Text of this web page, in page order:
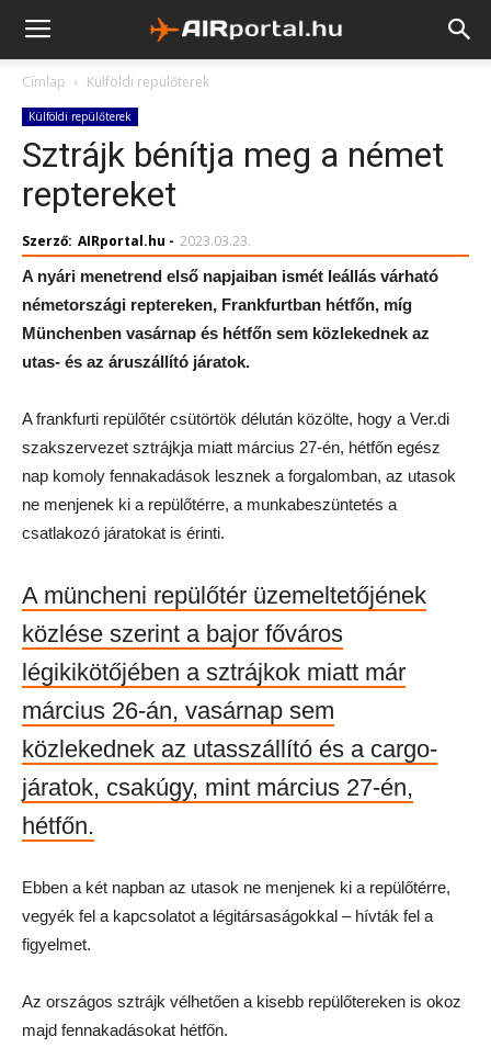
Címlap Külföldi repülőterek
Külföldi repülőterek
Sztrájk bénítja meg a német
reptereket
Szerző: AIRportal.hu - 2023.03.23.
A nyári menetrend első napjaiban ismét leállás várható
németországi reptereken, Frankfurtban hétfőn, míg
Münchenben vasárnap és hétfőn sem közlekednek az
utas- és az áruszállító járatok.
A frankfurti repülőtér csütörtök délután közölte, hogy a Ver.di
szakszervezet sztrájkja miatt március 27-én, hétfőn egész
nap komoly fennakadások lesznek a forgalomban, az utasok
ne menjenek ki a repülőtérre, a munkabeszüntetés a
csatlakozó járatokat is érinti.
A müncheni repülőtér üzemeltetőjének
közlése szerint a bajor főváros
légikikötőjében a sztrájkok miatt már
március 26-án, vasárnap sem
közlekednek az utasszállító és a cargo-
járatok, csakúgy, mint március 27-én,
hétfőn.
Ebben a két napban az utasok ne menjenek ki a repülőtérre,
vegyék fel a kapcsolatot a légitársaságokkal – hívták fel a
figyelmet.
Az országos sztrájk vélhetően a kisebb repülőtereken is okoz
majd fennakadásokat hétfőn.